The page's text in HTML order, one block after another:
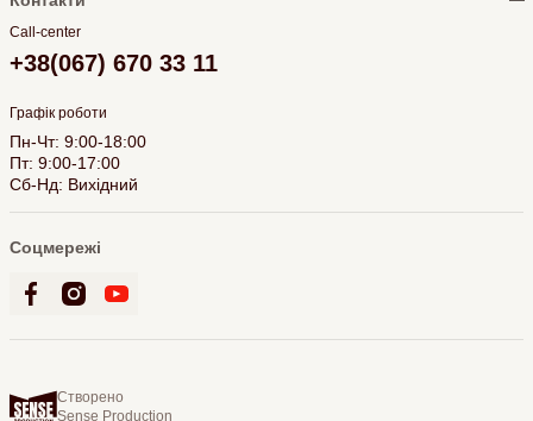
Call-center
+38(067) 670 33 11
Графік роботи
Пн-Чт: 9:00-18:00
Пт: 9:00-17:00
Сб-Нд: Вихідний
Соцмережі
Створено
Sense Production